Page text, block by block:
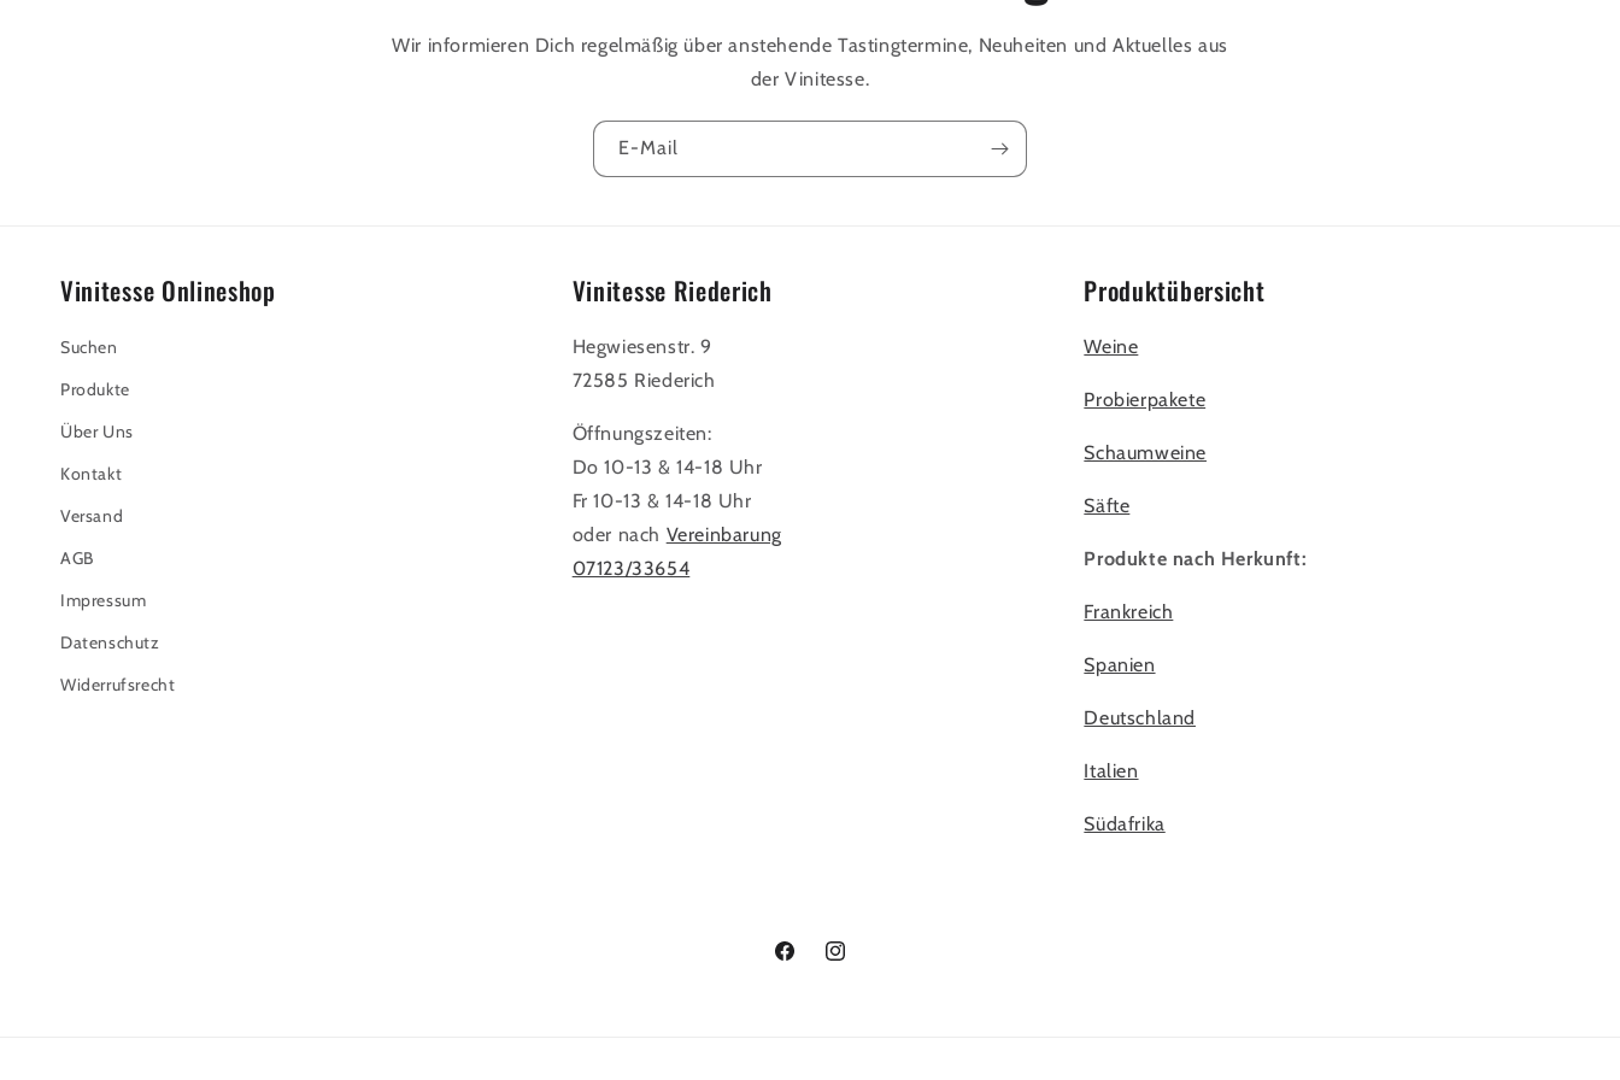
lWir informieren Dich regelmäßig über anstehende Tastingtermine, Neuheiten und Aktuelles aus
der Vinitesse.
E-Mail
Vinitesse Onlineshop
Suchen
Produkte
Über Uns
Kontakt
Versand
AGB
Impressum
Datenschutz
Widerrufsrecht
Vinitesse Riederich
Hegwiesenstr. 9
72585 Riederich
Öffnungszeiten:
Do 10-13 & 14-18 Uhr
Fr 10-13 & 14-18 Uhr
oder nach Vereinbarung
07123/33654
Produktübersicht
Weine
Probierpakete
Schaumweine
Säfte
Produkte nach Herkunft:
Frankreich
Spanien
Deutschland
Italien
Südafrika
FacebookInstagram